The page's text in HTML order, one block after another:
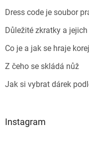
Dress code je soubor
Důležité zkratky a
Co je a jak se hraje
Z čeho se skládá nůž
Jak si vybrat dárek
Instagram